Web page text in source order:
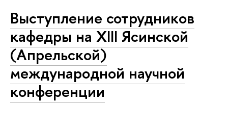
Выступление сотрудников
кафедры на XIII Ясинской
(Апрельской)
международной научной
конференции